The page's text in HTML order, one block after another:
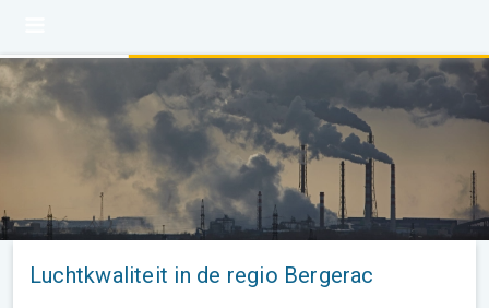
Luchtkwaliteit in de regio Bergerac